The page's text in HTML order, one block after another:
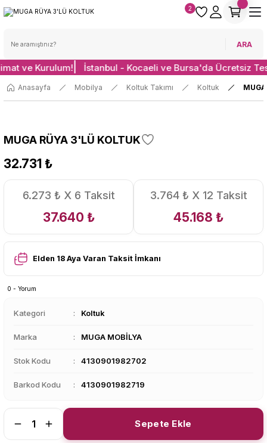
ARA
2
ve Kurulum! İstanbul - Kocaeli ve Bursa'da Ücretsiz
Anasayfa Mobilya Koltuk Takımı Koltuk
MUGA RÜYA 3'LÜ KOLTUK
32.731 ₺
6.273 ₺ X 6 Taksit
37.640 ₺
3.764 ₺ X 12 Taksit
45.168 ₺
Elden 18 Aya Varan Taksit İmkanı
0 - Yorum
Kategori Koltuk
Marka MUGA MOBİLYA
Stok Kodu 4130901982702
Barkod Kodu 4130901982719
Sepete Ekle